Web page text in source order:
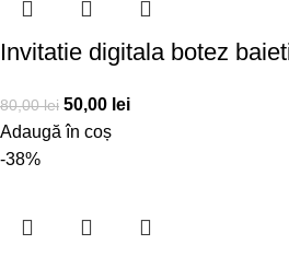
Invitatie digitala botez
80,00lei 50,00 lei
Adaugă în coș
-38%